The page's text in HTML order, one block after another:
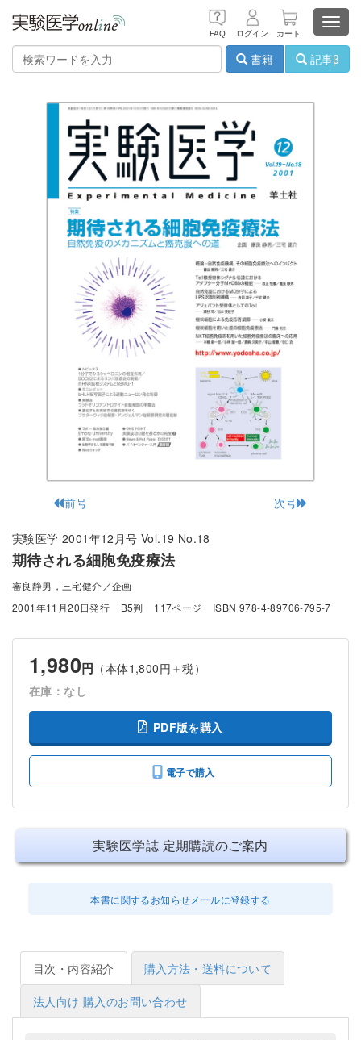
FAQ ログイン カート
書籍
記事β
前号 次号
実験医学 2001年12月号 Vol.19 No.18
期待される細胞免疫療法
審良静男，三宅健介／企画
2001年11月20日発行
B5判 117ページ ISBN 978-4-89706-795-7
1,980円 （本体1,800円＋税）
在庫：なし
PDF版を購入
電子で購入
実験医学誌 定期購読のご案内
本書に関するお知らせメールに登録する
目次・内容紹介 購入方法・送料について
法人向け 購入のお問い合わせ